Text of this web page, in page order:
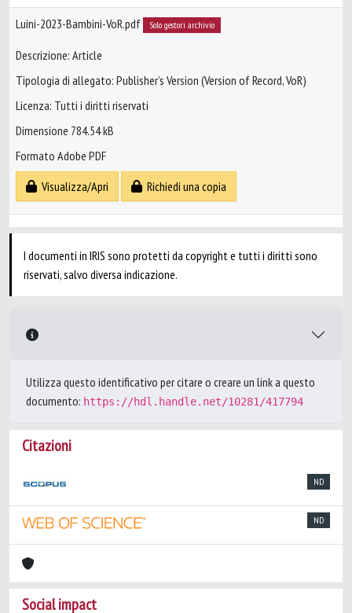
Luini-2023-Bambini-VoR.pdf Solo gestori archivio
Descrizione: Article
Tipologia di allegato: Publisher’s Version (Version of Record, VoR)
Licenza: Tutti i diritti riservati
Dimensione 784.54 kB
Formato Adobe PDF
Visualizza/Apri
Richiedi una copia
I documenti in IRIS sono protetti da copyright e tutti i diritti sono
riservati, salvo diversa indicazione.
Utilizza questo identificativo per citare o creare un link a questo
documento: https://hdl.handle.net/10281/417794
Citazioni
ND
ND
Social impact